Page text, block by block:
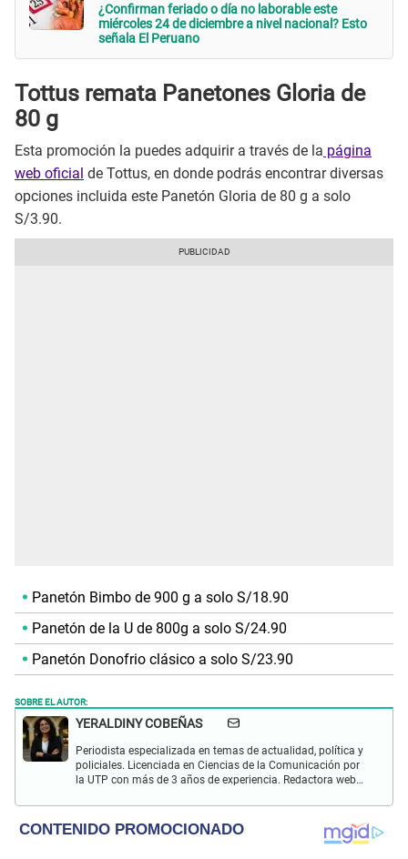
¿Confirman feriado o día no laborable este
miércoles 24 de diciembre a nivel nacional? Esto
señala El Peruano
Tottus remata Panetones Gloria de
80 g
Esta promoción la puedes adquirir a través de la página
web oficial de Tottus, en donde podrás encontrar diversas
opciones incluida este Panetón Gloria de 80 g a solo
S/3.90.
Panetón Bimbo de 900 g a solo S/18.90
Panetón de la U de 800g a solo S/24.90
Panetón Donofrio clásico a solo S/23.90
SOBRE EL AUTOR:
YERALDINY COBEÑAS
Periodista especializada en temas de actualidad, política y
policiales. Licenciada en Ciencias de la Comunicación por
la UTP con más de 3 años de experiencia. Redactora web
en temas relacionados con misterios, películas y series
policiales.